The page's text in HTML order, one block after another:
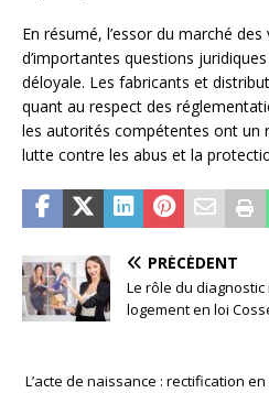
En résumé, l’essor du marché
d’importantes questions
déloyale. Les fabricants et
quant au respect des
les autorités compétentes ont un
lutte contre les abus et la
PRÉCÉDENT
Le rôle du
logement en loi
L’acte de naissance : rectification en